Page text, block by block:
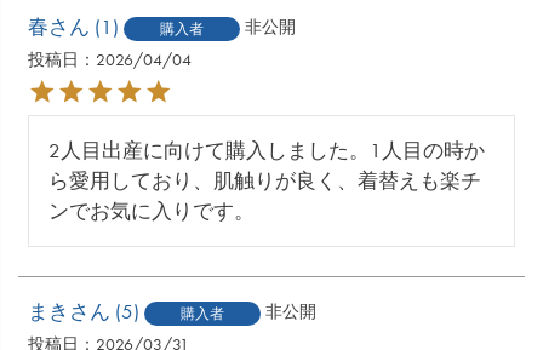
春 1 購入者
非公開
投稿日
2026/04/04
2人目出産に向けて購入しました。1人目の時か
ら愛用しており、肌触りが良く、着替えも楽チ
ンでお気に入りです。
まき 5 購入者
非公開
投稿日
2026/03/31